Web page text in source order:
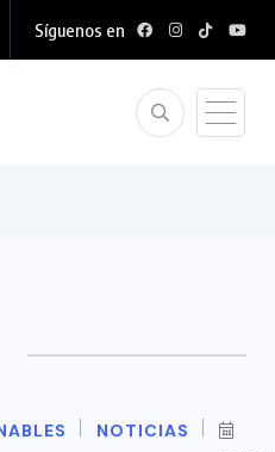
Síguenos en
NOTICIAS